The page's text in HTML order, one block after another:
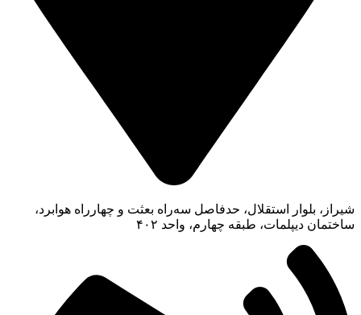
شیراز، بلوار استقلال، حدفاصل سه‌راه بعثت و چهار‌راه هوابرد،
ساختمان دیپلمات، طبقه چهارم، واحد ۴۰۲